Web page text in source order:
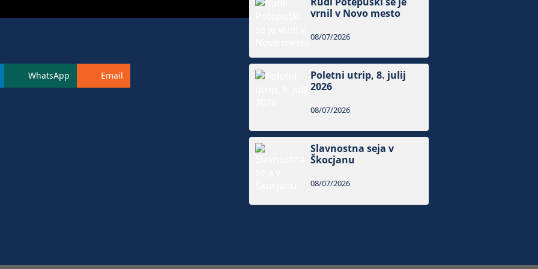
WhatsApp Email
vrnil v Novo mesto
08/07/2026
Poletni utrip, 8. julij
2026
08/07/2026
Slavnostna seja v
Škocjanu
08/07/2026